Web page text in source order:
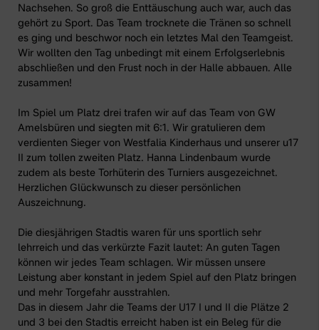
Nachsehen. So groß die Enttäuschung auch war, auch das
gehört zu Sport. Das Team trocknete die Tränen so schnell
es ging und beschwor noch ein letztes Mal den Teamgeist.
Wir wollten den Tag unbedingt mit einem Erfolgserlebnis
abschließen und den Frust noch in der Halle abbauen. Alle
zusammen!
Im Spiel um Platz drei trafen wir auf das Team von GW
Amelsbüren und siegten mit 6:1. Wir gratulieren dem
verdienten Sieger von Westfalia Kinderhaus und unserer u17
II zum tollen zweiten Platz. Hanna Lindenbaum wurde
zudem als beste Torhüterin des Turniers ausgezeichnet.
Herzlichen Glückwunsch zu dieser persönlichen
Auszeichnung.
Die diesjährigen Stadtis waren für uns sportlich sehr
lehrreich und das verkürzte Fazit lautet: An guten Tagen
können wir jedes Team schlagen. Wir müssen unsere
Leistung aber konstant in jedem Spiel auf den Platz bringen
und mehr Torgefahr ausstrahlen.
Das in diesem Jahr die Teams der U17 I und II die Plätze 2
und 3 bei den Stadtis erreicht haben ist ein Beleg für die